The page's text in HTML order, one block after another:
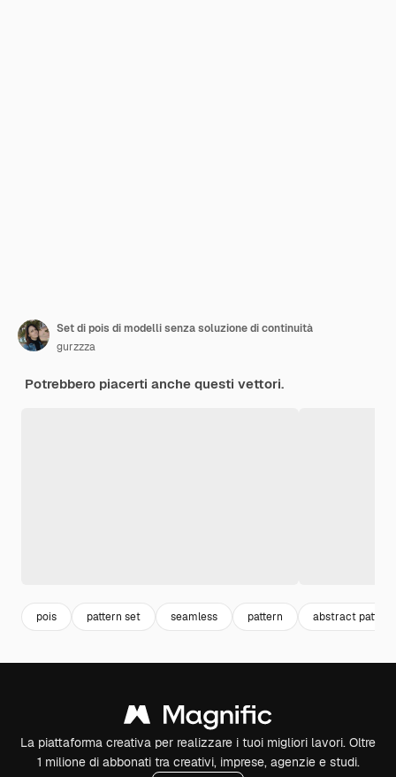
Set di pois di modelli senza soluzione di continuità
gurzzza
Potrebbero piacerti anche questi vettori.
pois pattern set seamless pattern abstract pattern
La piattaforma creativa per realizzare i tuoi migliori lavori. Oltre
1 milione di abbonati tra creativi, imprese, agenzie e studi.